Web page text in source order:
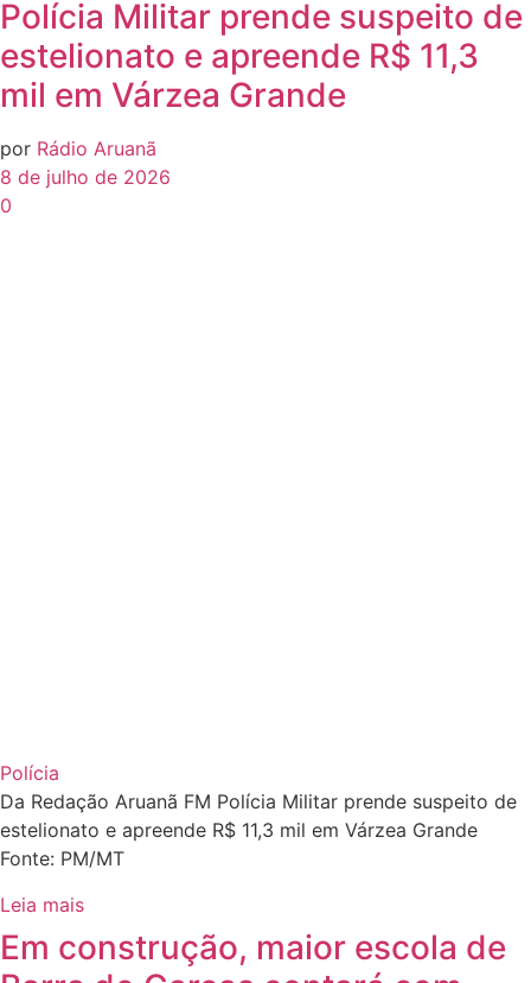
Polícia Militar prende suspeito de
estelionato e apreende R$ 11,3
mil em Várzea Grande
por Rádio Aruanã
8 de julho de 2026
0
Polícia
Da Redação Aruanã FM Polícia Militar prende suspeito de
estelionato e apreende R$ 11,3 mil em Várzea Grande
Fonte: PM/MT
Leia mais
Em construção, maior escola de